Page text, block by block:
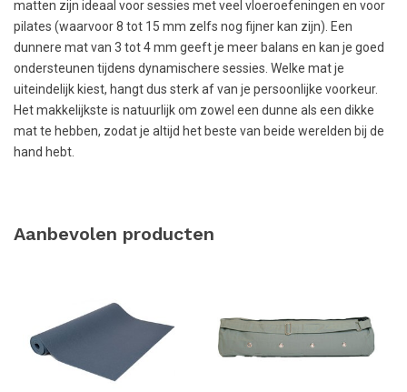
matten zijn ideaal voor sessies met veel vloeroefeningen en voor
pilates (waarvoor 8 tot 15 mm zelfs nog fijner kan zijn). Een
dunnere mat van 3 tot 4 mm geeft je meer balans en kan je goed
ondersteunen tijdens dynamischere sessies. Welke mat je
uiteindelijk kiest, hangt dus sterk af van je persoonlijke voorkeur.
Het makkelijkste is natuurlijk om zowel een dunne als een dikke
mat te hebben, zodat je altijd het beste van beide werelden bij de
hand hebt.
Aanbevolen producten